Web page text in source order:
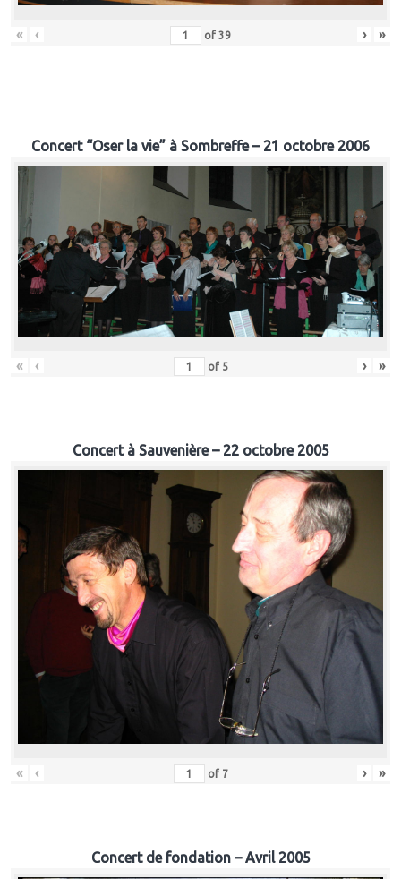
« ‹ of 39 › »
Concert “Oser la vie” à Sombreffe – 21 octobre 2006
« ‹ of 5 › »
Concert à Sauvenière – 22 octobre 2005
« ‹ of 7 › »
Concert de fondation – Avril 2005